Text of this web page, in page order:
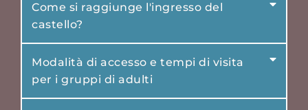
Come si raggiunge l'ingresso del
castello?
Modalità di accesso e tempi di visita
per i gruppi di adulti